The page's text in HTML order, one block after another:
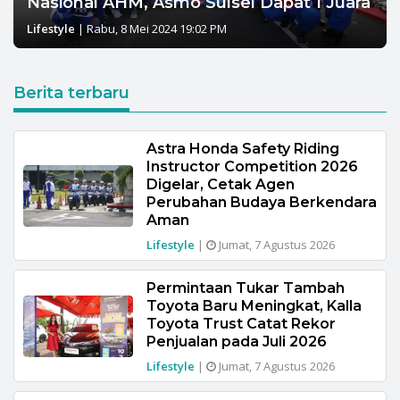
Lifestyle |Rabu, 8 Mei 2024 19:02 PM
Berita terbaru
Astra Honda Safety Riding
Instructor Competition 2026
Digelar, Cetak Agen
Perubahan Budaya Berkendara
Aman
Lifestyle | Jumat, 7 Agustus 2026
Permintaan Tukar Tambah
Toyota Baru Meningkat, Kalla
Toyota Trust Catat Rekor
Penjualan pada Juli 2026
Lifestyle | Jumat, 7 Agustus 2026